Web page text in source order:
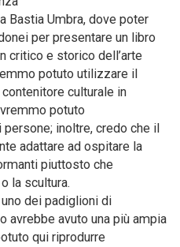
Bastia Umbra, dove poter
per presentare un libro
critico e storico dell’arte
potuto utilizzare il
culturale in
potuto
inoltre, credo che il
adattare ad ospitare la
piuttosto che
la scultura.
dei padiglioni di
avrebbe avuto una più ampia
qui riprodurre